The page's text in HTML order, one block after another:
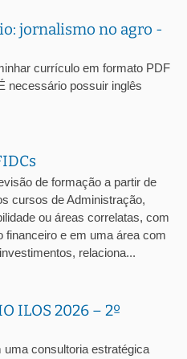
jornalismo no agro -
currículo em formato PDF
necessário possuir inglês
de formação a partir de
cursos de Administração,
ou áreas correlatas, com
financeiro e em uma área com
relaciona...
ILOS 2026 – 2º
consultoria estratégica